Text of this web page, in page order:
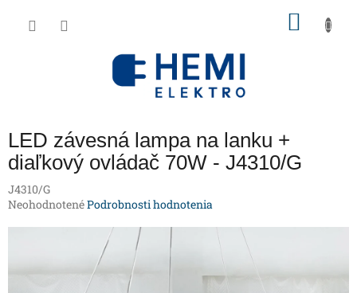
LED závesná lampa na lanku +
diaľkový ovládač 70W - J4310/G
J4310/G
Priemerné
NeohodnotenéPodrobnosti hodnotenia